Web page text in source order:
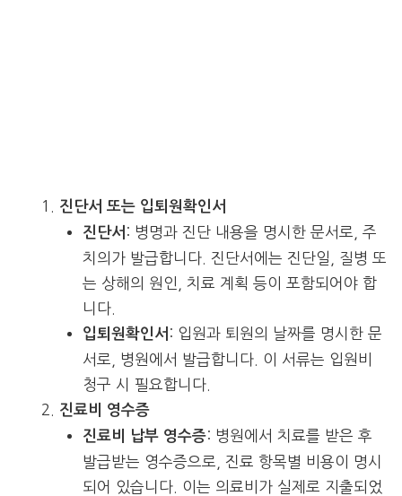
진단서 또는 입퇴원확인서
진단서 : 병명과 진단 내용을 명시한 문서로, 주
치의가 발급합니다. 진단서에는 진단일, 질병 또
는 상해의 원인, 치료 계획 등이 포함되어야 합
니다.
입퇴원확인서 : 입원과 퇴원의 날짜를 명시한 문
서로, 병원에서 발급합니다. 이 서류는 입원비
청구 시 필요합니다.
진료비 영수증
진료비 납부 영수증: 병원에서 치료를 받은 후
발급받는 영수증으로, 진료 항목별 비용이 명시
되어 있습니다. 이는 의료비가 실제로 지출되었